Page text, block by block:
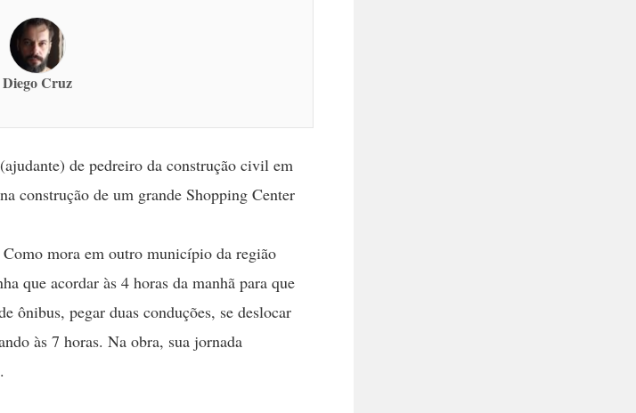
Diego Cruz
de pedreiro da construção civil em
construção de um grande Shopping Center
mora em outro município da região
que acordar às 4 horas da manhã para que
ônibus, pegar duas conduções, se deslocar
às 7 horas. Na obra, sua jornada